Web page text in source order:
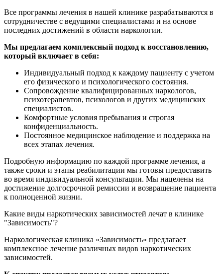
Все программы лечения в нашей клинике разрабатываются в
сотрудничестве с ведущими специалистами и на основе
последних достижений в области наркологии.
Мы предлагаем комплексный подход к восстановлению,
который включает в себя:
Индивидуальный подход к каждому пациенту с учетом
его физического и психологического состояния.
Сопровождение квалифицированных наркологов,
психотерапевтов, психологов и других медицинских
специалистов.
Комфортные условия пребывания и строгая
конфиденциальность.
Постоянное медицинское наблюдение и поддержка на
всех этапах лечения.
Подробную информацию по каждой программе лечения, а
также сроки и этапы реабилитации мы готовы предоставить
во время индивидуальной консультации. Мы нацелены на
достижение долгосрочной ремиссии и возвращение пациента
к полноценной жизни.
Какие виды наркотических зависимостей лечат в клинике
"Зависимость"?
Наркологическая клиника «Зависимость» предлагает
комплексное лечение различных видов наркотических
зависимостей.